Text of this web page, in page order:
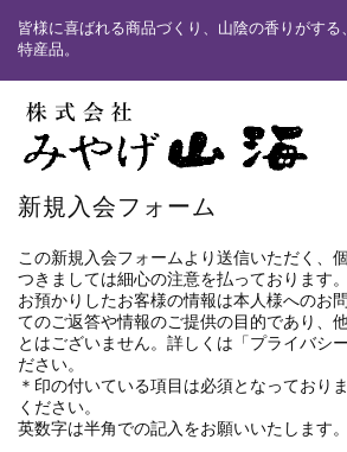
皆様に喜ばれる商品づくり、山陰の香りがす
特産品。
新規入会フォーム
この新規入会フォームより送信いただく、
つきましては細心の注意を払っております。
お預かりしたお客様の情報は本人様へのお
てのご返答や情報のご提供の目的であり、
とはございません。詳しくは「プライバシ
ださい。
＊印の付いている項目は必須となっており
ください。
英数字は半角での記入をお願いいたします。